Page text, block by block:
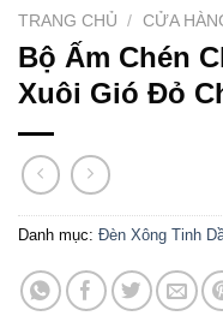
TRANG CHỦ / CỬA
Bộ Ấm Chén
Xuôi Gió Đỏ
Danh mục: Đèn Xông Tinh